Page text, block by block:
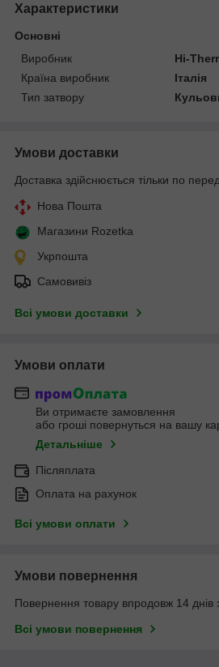
Характеристики
Основні
Виробник
Hi-
Країна виробник
Італія
Тип затвору
Умови доставки
Доставка здійснюється тільки по
Нова Пошта
Магазини Rozetka
Укрпошта
Самовивіз
Всі умови доставки
Умови оплати
Ви отримаєте замовлення
або гроші повернуться на вашу
Детальніше
Післяплата
Оплата на рахунок
Всі умови оплати
Умови повернення
Повернення товару впродовж 14 днів
Всі умови повернення